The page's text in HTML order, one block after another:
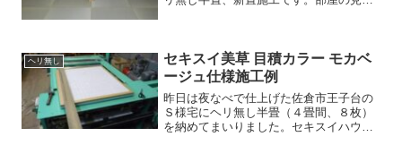
汗）夜なべ等で何とかこ...
ヘリ無し
セキスイ美草 目積カラー モカベ
ージュ仕様施工例
昨日は夜なべで仕上げた佐倉市王子台の
Ｓ様宅にヘリ無し半畳（４畳間、８枚）
を納めてまいりました。セキスイハウス